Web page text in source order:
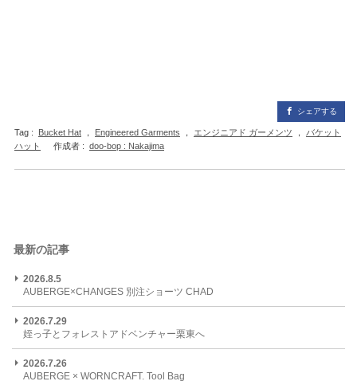
シェアする
Tag : Bucket Hat ， Engineered Garments ， エンジニアド ガーメンツ ，
バケット
ハット
作成者 : doo-bop : Nakajima
最新の記事
2026.8.5
AUBERGE×CHANGES 別注ショーツ CHAD
2026.7.29
姪っ子とフォレストアドベンチャー栗東へ
2026.7.26
AUBERGE × WORNCRAFT. Tool Bag